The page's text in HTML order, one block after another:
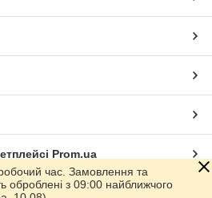
Prom.ua
час. Замовлення та
оброблені з 09:00 найближчого